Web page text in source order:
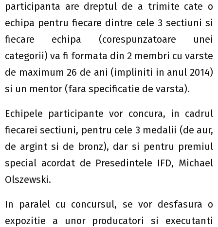
participanta are dreptul de a trimite cate o
echipa pentru fiecare dintre cele 3 sectiuni si
fiecare echipa (corespunzatoare unei
categorii) va fi formata din 2 membri cu varste
de maximum 26 de ani (impliniti in anul 2014)
si un mentor (fara specificatie de varsta).
Echipele participante vor concura, in cadrul
fiecarei sectiuni, pentru cele 3 medalii (de aur,
de argint si de bronz), dar si pentru premiul
special acordat de Presedintele IFD, Michael
Olszewski.
In paralel cu concursul, se vor desfasura o
expozitie a unor producatori si executanti